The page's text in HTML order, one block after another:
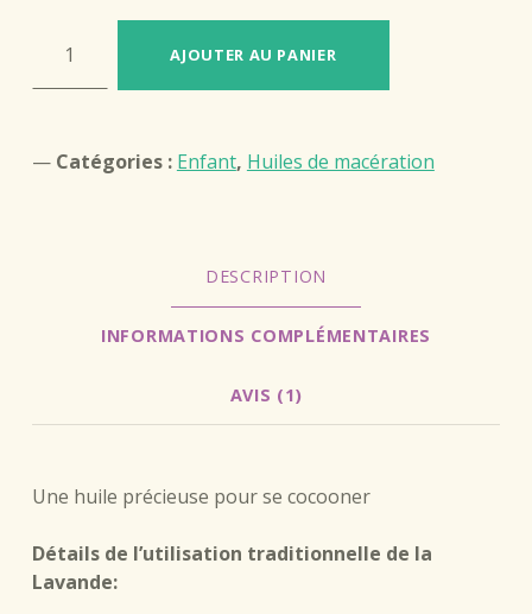
AJOUTER AU PANIER
Catégories : Enfant, Huiles de macération
DESCRIPTION
INFORMATIONS COMPLÉMENTAIRES
AVIS (1)
Une huile précieuse pour se cocooner
Détails de l’utilisation traditionnelle de la
Lavande: